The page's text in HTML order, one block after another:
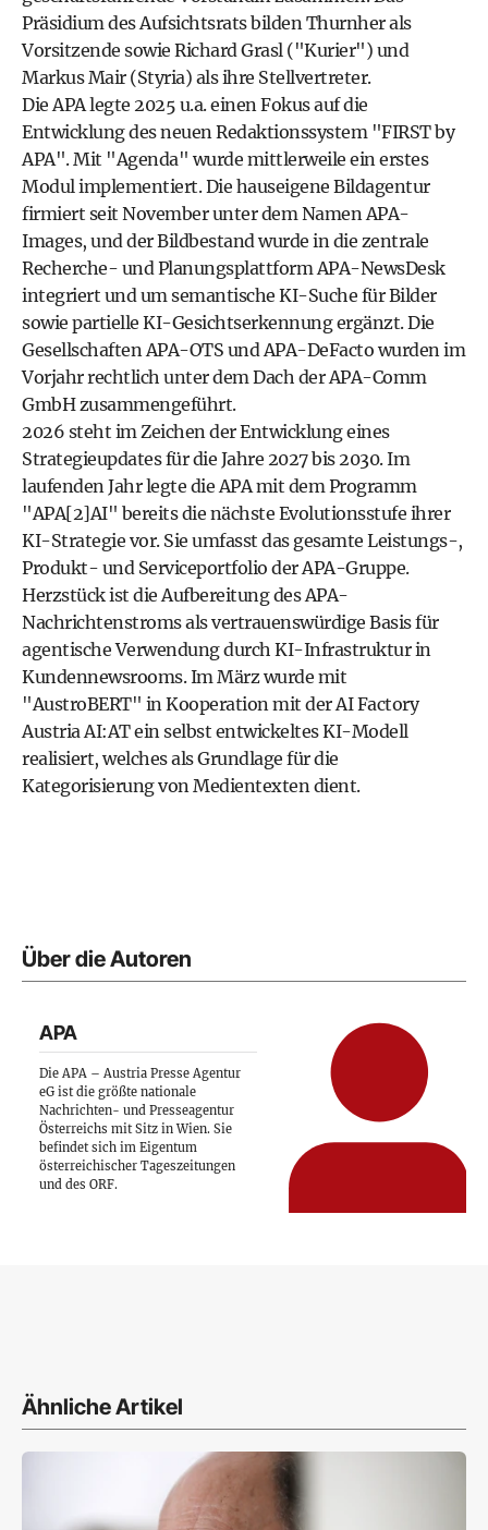
Präsidium des Aufsichtsrats bilden Thurnher als
Vorsitzende sowie Richard Grasl ("Kurier") und
Markus Mair (Styria) als ihre Stellvertreter.
Die APA legte 2025 u.a. einen Fokus auf die
Entwicklung des neuen Redaktionssystem "FIRST by
APA". Mit "Agenda" wurde mittlerweile ein erstes
Modul implementiert. Die hauseigene Bildagentur
firmiert seit November unter dem Namen APA-
Images, und der Bildbestand wurde in die zentrale
Recherche- und Planungsplattform APA-NewsDesk
integriert und um semantische KI-Suche für Bilder
sowie partielle KI-Gesichtserkennung ergänzt. Die
Gesellschaften APA-OTS und APA-DeFacto wurden im
Vorjahr rechtlich unter dem Dach der APA-Comm
GmbH zusammengeführt.
2026 steht im Zeichen der Entwicklung eines
Strategieupdates für die Jahre 2027 bis 2030. Im
laufenden Jahr legte die APA mit dem Programm
"APA[2]AI" bereits die nächste Evolutionsstufe ihrer
KI-Strategie vor. Sie umfasst das gesamte Leistungs-,
Produkt- und Serviceportfolio der APA-Gruppe.
Herzstück ist die Aufbereitung des APA-
Nachrichtenstroms als vertrauenswürdige Basis für
agentische Verwendung durch KI-Infrastruktur in
Kundennewsrooms. Im März wurde mit
"AustroBERT" in Kooperation mit der AI Factory
Austria AI:AT ein selbst entwickeltes KI-Modell
realisiert, welches als Grundlage für die
Kategorisierung von Medientexten dient.
Über die Autoren
APA
Die APA – Austria Presse Agentur
eG ist die größte nationale
Nachrichten- und Presseagentur
Österreichs mit Sitz in Wien. Sie
befindet sich im Eigentum
österreichischer Tageszeitungen
und des ORF.
Ähnliche Artikel